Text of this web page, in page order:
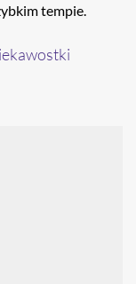
tempie.